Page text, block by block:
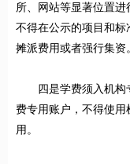
所、网站等显著位置
不得在公示的项目和
摊派费用或者强行集资
四是学费须入机构
费专用账户，不得使
用。